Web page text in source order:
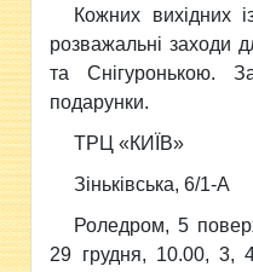
Кожних вихідних і
розважальні заходи
та Снігуронькою.
подарунки.
ТРЦ «КИЇВ»
Зіньківська, 6/1-А
Роледром, 5
29 грудня, 10.00, 3,